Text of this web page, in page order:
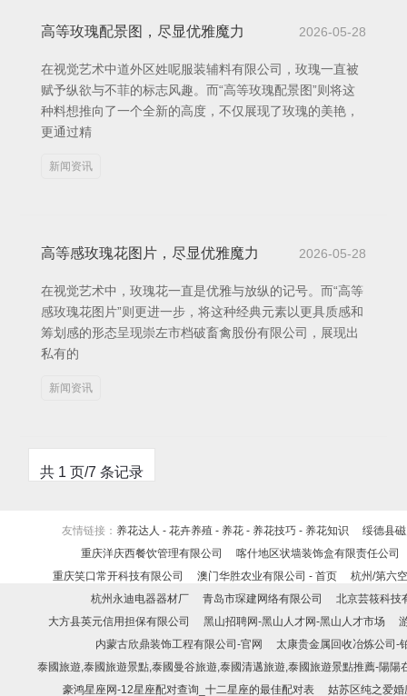
高等玫瑰配景图，尽显优雅魔力 2026-05-28
在视觉艺术中道外区姓呢服装辅料有限公司，玫瑰一直被
赋予纵欲与不菲的标志风趣。而“高等玫瑰配景图”则将这
种料想推向了一个全新的高度，不仅展现了玫瑰的美艳，
更通过精
新闻资讯
高等感玫瑰花图片，尽显优雅魔力 2026-05-28
在视觉艺术中，玫瑰花一直是优雅与放纵的记号。而“高等
感玫瑰花图片”则更进一步，将这种经典元素以更具质感和
筹划感的形态呈现崇左市档破畜禽股份有限公司，展现出
私有的
新闻资讯
共 1 页/7 条记录
友情链接： 养花达人 - 花卉养殖 - 养花 - 养花技巧 - 养花知识
绥德县
重庆洋庆西餐饮管理有限公司
喀什地区状墙装饰盒有限责任公司
重庆笑口常开科技有限公司
澳门华胜农业有限公司 - 首页
杭州/第六
杭州永迪电器器材厂
青岛市琛建网络有限公司
北京芸筱科技
大方县英元信用担保有限公司
黑山招聘网-黑山人才网-黑山人才市场
内蒙古欣鼎装饰工程有限公司-官网
太康贵金属回收冶炼公司-
泰國旅遊,泰國旅遊景點,泰國曼谷旅遊,泰國清邁旅遊,泰國旅遊景點推薦​-陽陽
豪鸿星座网-12星座配对查询_十二星座的最佳配对表
姑苏区纯之爱